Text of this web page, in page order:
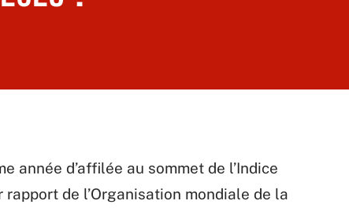
année d’affilée au sommet de l’Indice
de l’Organisation mondiale de la